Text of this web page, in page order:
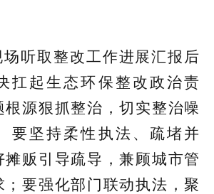
听取整改工作进展汇报后
扛起生态环保整改政治责
根源狠抓整治，切实整治噪
要坚持柔性执法、疏堵并
摊贩引导疏导，兼顾城市管
；要强化部门联动执法，聚